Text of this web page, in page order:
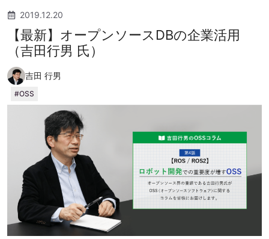
2019.12.20
【最新】オープンソースDBの企業活用
（吉田行男 氏）
吉田 行男
OSS